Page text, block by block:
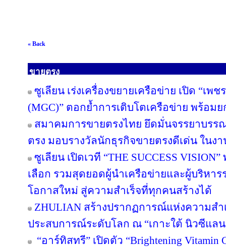
« Back
ขายตรง
ซูเลียน เร่งเครื่องขยายเครือข่าย เปิด “เพ
(MGC)” ตอกย้ำการเติบโตเครือข่าย พร้อ
สมาคมการขายตรงไทย ยึดมั่นจรรยาบรร
ตรง มอบรางวัลนักธุรกิจขายตรงดีเด่น ในงา
ซูเลียน เปิดเวที “THE SUCCESS
เลือก รวมสุดยอดผู้นำเครือข่ายและผู้บริหา
โอกาสใหม่ สู่ความสำเร็จที่ทุกคนสร้างได้
ZHULIAN สร้างปรากฏการณ์แห่งความสำ
ประสบการณ์ระดับโลก ณ “เกาะใต้ นิวซีแล
“อาร์ทิสทรี” เปิดตัว “Brightening Vitamin